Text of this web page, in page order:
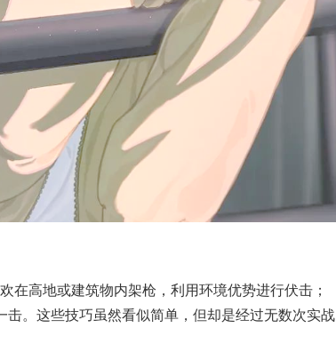
在高地或建筑物内架枪，利用环境优势进行伏击；
。这些技巧虽然看似简单，但却是经过无数次实战